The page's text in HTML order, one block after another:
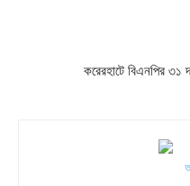
করেরহাটে বিএনপির ৩১